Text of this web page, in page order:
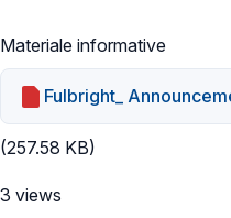
Materiale informative
Fulbright_
(257.58 KB)
3 views